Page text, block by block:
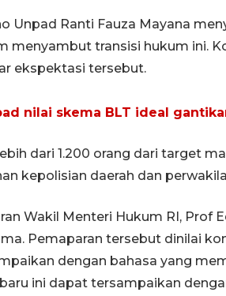
Unpad Ranti Fauza Mayana
menyambut transisi hukum ini.
ekspektasi tersebut.
nilai skema BLT ideal
dari 1.200 orang dari target
kepolisian daerah dan
Wakil Menteri Hukum RI, Prof
Pemaparan tersebut dinilai
dengan bahasa yang
ini dapat tersampaikan
1 Juni 2026